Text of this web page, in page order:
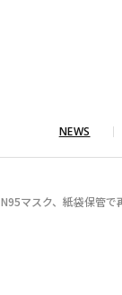
NEWS
N95マスク、紙袋保管